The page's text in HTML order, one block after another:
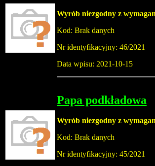
Wyrób niezgodny z
Kod: Brak danych
Nr identyfikacyjny: 46/2021
Data wpisu: 2021-10-15
Papa podkładowa
Wyrób niezgodny z
Kod: Brak danych
Nr identyfikacyjny: 45/2021